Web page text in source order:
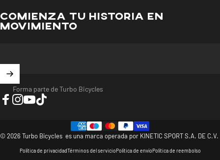
COMIENZA TU HISTORIA EN
MOVIMIENTO
Forma parte de Turbo Bicycles
© 2026 Turbo Bicycles es una marca operada por KINETIC SPORT S.A. DE C.V.
Política de privacidadTérminos del servicioPolítica de envíoPolítica de reembolso